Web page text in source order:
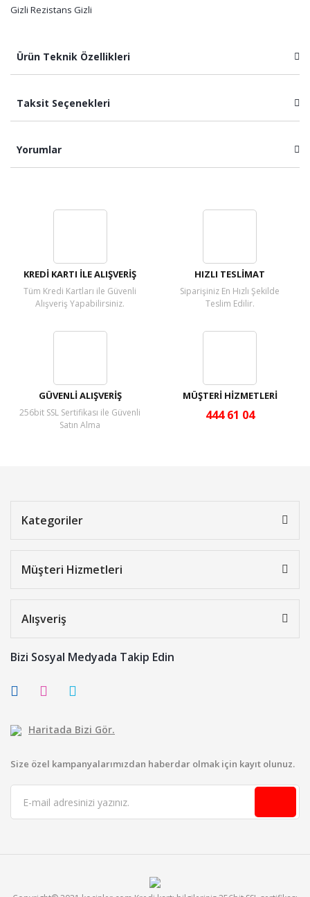
Gizli Rezistans Gizli
Ürün Teknik Özellikleri
Taksit Seçenekleri
Yorumlar
KREDİ KARTI İLE ALIŞVERİŞ
Tüm Kredi Kartları ile Güvenli
Alışveriş Yapabilirsiniz.
HIZLI TESLİMAT
Siparişiniz En Hızlı Şekilde
Teslim Edilir.
GÜVENLİ ALIŞVERİŞ
256bit SSL Sertifikası ile Güvenli
Satın Alma
MÜŞTERİ HİZMETLERİ
444 61 04
Kategoriler
Müşteri Hizmetleri
Alışveriş
Bizi Sosyal Medyada Takip Edin
Haritada Bizi Gör.
Size özel kampanyalarımızdan haberdar olmak için kayıt olunuz.